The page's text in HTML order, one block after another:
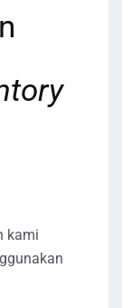
kami